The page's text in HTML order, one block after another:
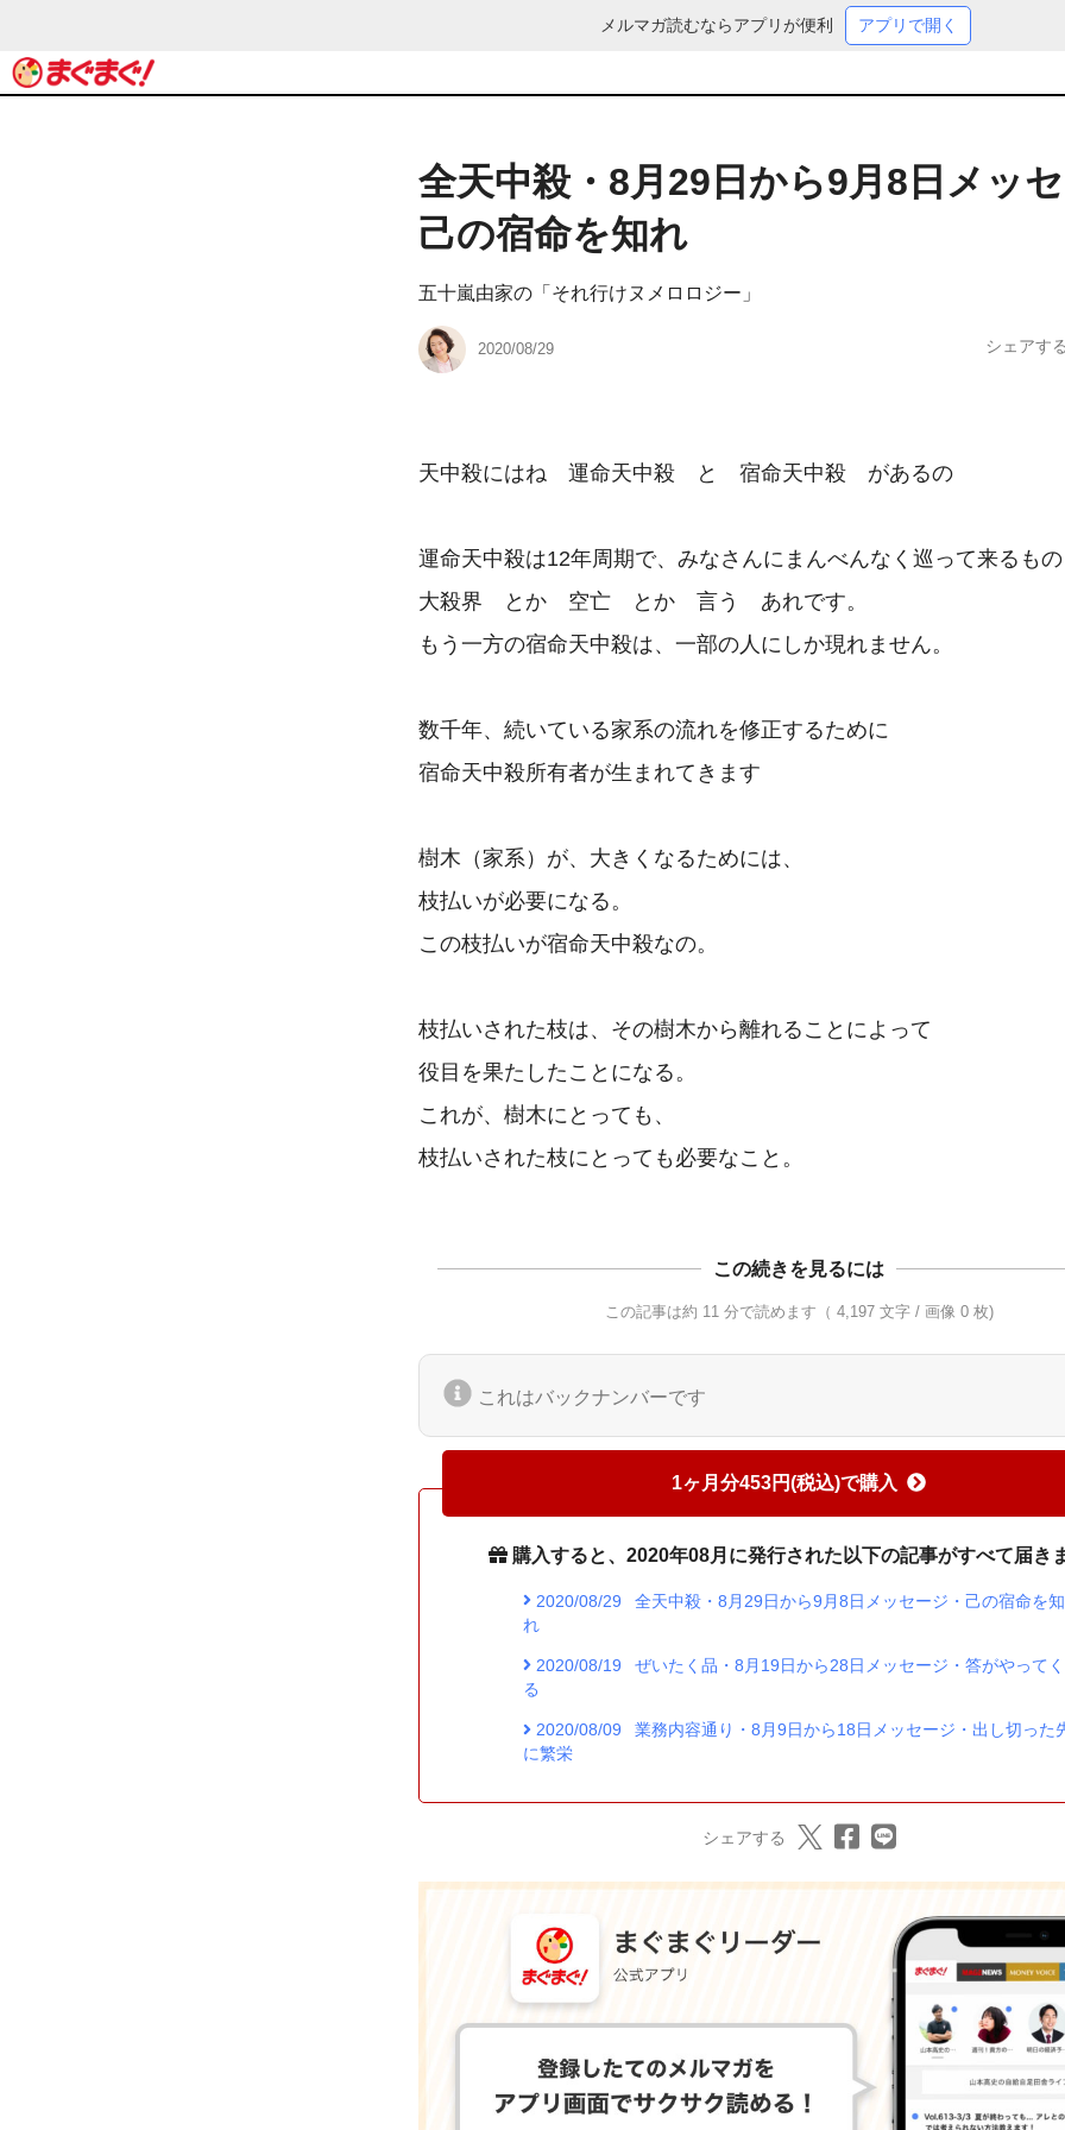
メルマガ読むならアプリが便利 アプリで開く
全天中殺・8月29日から9月8日メッ
己の宿命を知れ
五十嵐由家の「それ行けヌメロロジー」
2020/08/29 シェアす
天中殺にはね　運命天中殺　と　宿命天中殺　があるの
運命天中殺は12年周期で、みなさんにまんべんなく巡って来るもの
大殺界　とか　空亡　とか　言う　あれです。
もう一方の宿命天中殺は、一部の人にしか現れません。
数千年、続いている家系の流れを修正するために
宿命天中殺所有者が生まれてきます
樹木（家系）が、大きくなるためには、
枝払いが必要になる。
この枝払いが宿命天中殺なの。
枝払いされた枝は、その樹木から離れることによって
役目を果たしたことになる。
これが、樹木にとっても、
この続きを見るには
この記事は約 11 分で読めます（ 4,197 文字 / 画像 0 枚)
これはバックナンバーです
1ヶ月分453円(税込)で購入
購入すると、2020年08月に発行された以下の記事がすべて届き
2020/08/29
全天中殺・8月29日から9月8日メッセージ・己の宿命を知
れ
2020/08/19
ぜいたく品・8月19日から28日メッセージ・答がやってく
る
2020/08/09
業務内容通り・8月9日から18日メッセージ・出し切った
に繁栄
シェアする